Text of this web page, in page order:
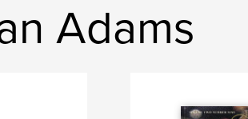
Adams